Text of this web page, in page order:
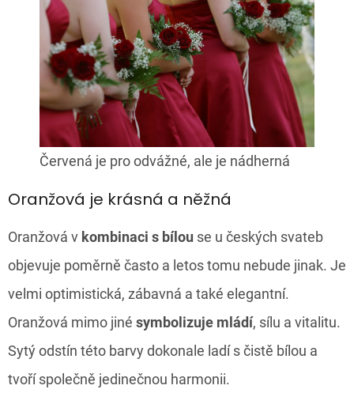
Červená je pro odvážné, ale je nádherná
Oranžová je krásná a něžná
Oranžová v kombinaci s bílou se u českých svateb
objevuje poměrně často a letos tomu nebude jinak. Je
velmi optimistická, zábavná a také elegantní.
Oranžová mimo jiné symbolizuje mládí, sílu a vitalitu.
Sytý odstín této barvy dokonale ladí s čistě bílou a
tvoří společně jedinečnou harmonii.